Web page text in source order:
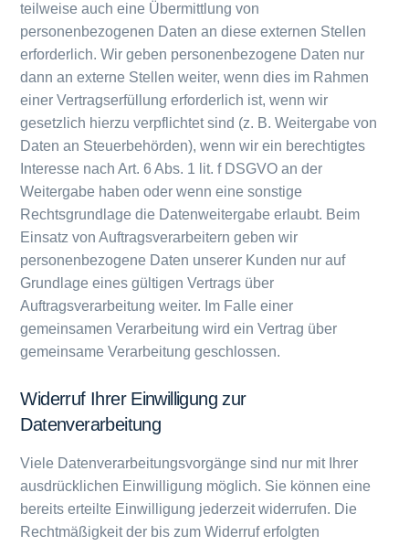
teilweise auch eine Übermittlung von
personenbezogenen Daten an diese externen Stellen
erforderlich. Wir geben personenbezogene Daten nur
dann an externe Stellen weiter, wenn dies im Rahmen
einer Vertragserfüllung erforderlich ist, wenn wir
gesetzlich hierzu verpflichtet sind (z. B. Weitergabe von
Daten an Steuerbehörden), wenn wir ein berechtigtes
Interesse nach Art. 6 Abs. 1 lit. f DSGVO an der
Weitergabe haben oder wenn eine sonstige
Rechtsgrundlage die Datenweitergabe erlaubt. Beim
Einsatz von Auftragsverarbeitern geben wir
personenbezogene Daten unserer Kunden nur auf
Grundlage eines gültigen Vertrags über
Auftragsverarbeitung weiter. Im Falle einer
gemeinsamen Verarbeitung wird ein Vertrag über
gemeinsame Verarbeitung geschlossen.
Widerruf Ihrer Einwilligung zur
Datenverarbeitung
Viele Datenverarbeitungsvorgänge sind nur mit Ihrer
ausdrücklichen Einwilligung möglich. Sie können eine
bereits erteilte Einwilligung jederzeit widerrufen. Die
Rechtmäßigkeit der bis zum Widerruf erfolgten